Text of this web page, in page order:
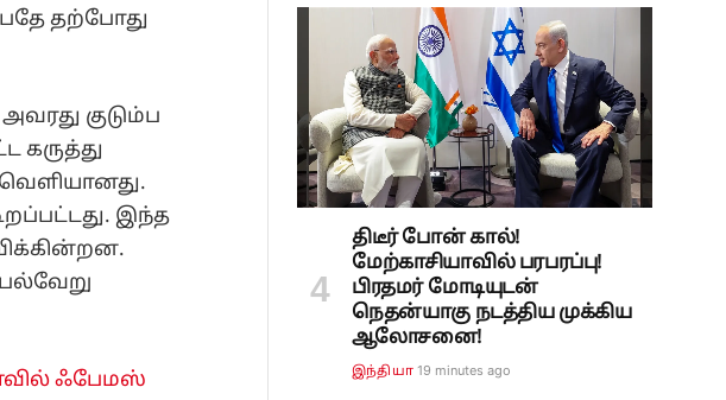
தற்போது
குடும்ப
கருத்து
இந்த
ஃபேமஸ்
திடீர் போன் கால்!
மேற்காசியாவில் பரபரப்பு!
பிரதமர் மோடியுடன்
நெதன்யாகு நடத்திய முக்கிய
ஆலோசனை!
இந்தியா 19 minutes ago